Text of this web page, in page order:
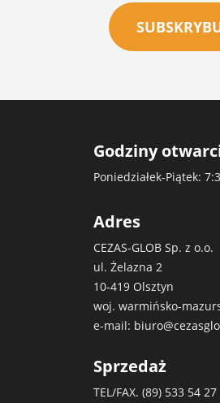
Godziny
Poniedziałek-Piątek:
Adres
CEZAS-GLOB Sp. z o.o.
ul. Żelazna 2
10-419 Olsztyn
woj. warmińsko-
e-mail:
Sprzedaż
TEL/FAX. (89) 533 54 27